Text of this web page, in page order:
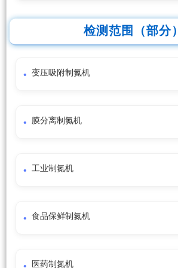
检测范围（部分）
变压吸附制氮机
膜分离制氮机
工业制氮机
食品保鲜制氮机
医药制氮机